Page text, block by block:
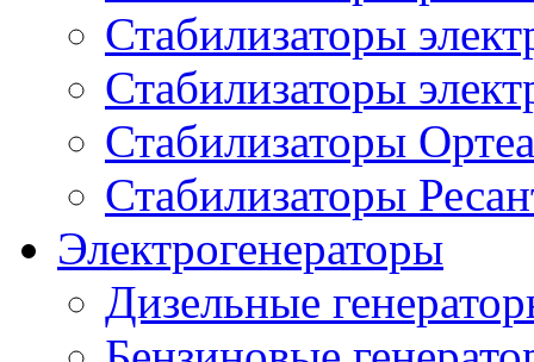
Стабилизаторы
Стабилизаторы
Стабилизаторы Ортеа
Стабилизаторы
Электрогенераторы
Дизельные